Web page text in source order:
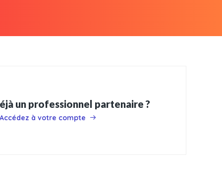
un professionnel partenaire ?
Accédez à votre compte